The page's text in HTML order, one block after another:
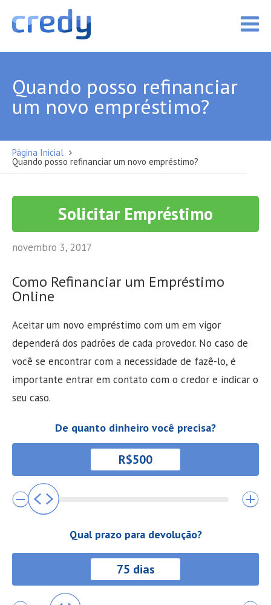
Quando posso refinanciar
um novo empréstimo?
Página Inicial
Quando posso refinanciar um novo empréstimo?
Solicitar Empréstimo
novembro 3, 2017
Como Refinanciar um Empréstimo
Online
Aceitar um novo empréstimo com um em vigor
dependerá dos padrões de cada provedor. No caso de
você se encontrar com a necessidade de fazê-lo, é
importante entrar em contato com o credor e indicar o
seu caso.
De quanto dinheiro você precisa?
Qual prazo para devolução?